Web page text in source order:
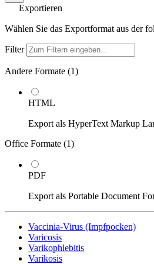
Exportieren
Wählen Sie das Exportformat aus der
Filter
Andere Formate (1)
HTML
Export als HyperText Markup
Office Formate (1)
PDF
Export als Portable Document
Vaccinia-Virus (Impfpocken)
Varicosis
Varikophlebitis
Varikosis